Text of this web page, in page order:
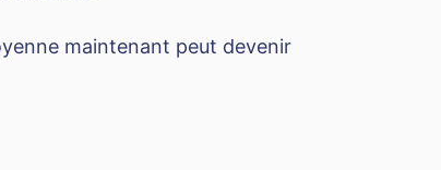
maintenant peut devenir